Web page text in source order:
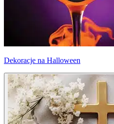
Dekoracje na Halloween